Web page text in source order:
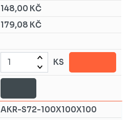
148,00 KČ
179,08 KČ
KS
AKR-S72-100X100X100